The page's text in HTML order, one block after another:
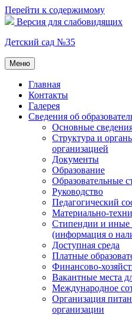
Перейти к содержимому
Версия для слабовидящих
Детский сад №35
Меню
Главная
Контакты
Галерея
Сведения об
Основные
Структура и
организацией
Документы
Образование
Образовательные
Руководство
Педагогический
Материально-
Стипендии и иные
(информация о
Доступная среда
Платные
Финансово-
Вакантные места
Международное
Организация
организации